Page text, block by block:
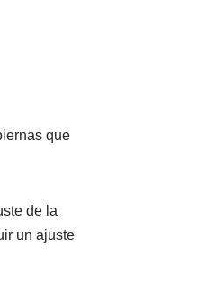
que
de la
un ajuste